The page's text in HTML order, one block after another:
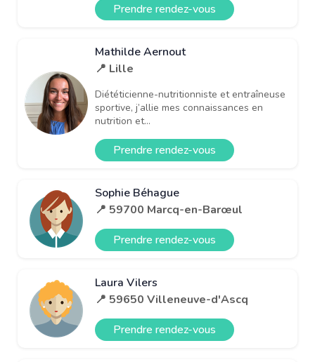
Prendre rendez-vous
Mathilde Aernout
📍 Lille
Diététicienne-nutritionniste et entraîneuse
sportive, j’allie mes connaissances en
nutrition et...
Prendre rendez-vous
Sophie Béhague
📍 59700 Marcq-en-Barœul
Prendre rendez-vous
Laura Vilers
📍 59650 Villeneuve-d'Ascq
Prendre rendez-vous